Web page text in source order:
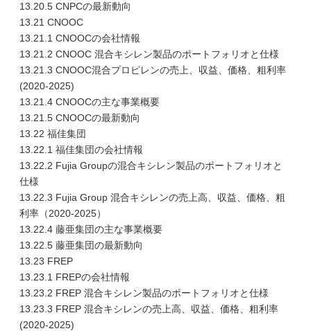
13.20.5 CNPCの最新動向
13.21 CNOOC
13.21.1 CNOOCの会社情報
13.21.2 CNOOC 混合キシレン製品のポートフォリオと仕様
13.21.3 CNOOC混合プロピレンの売上、収益、価格、粗利率
(2020-2025)
13.21.4 CNOOCの主な事業概要
13.21.5 CNOOCの最新動向
13.22 福佳集団
13.22.1 福佳集団の会社情報
13.22.2 Fujia Groupの混合キシレン製品のポートフォリオと
仕様
13.22.3 Fujia Group 混合キシレンの売上高、収益、価格、粗
利率（2020-2025）
13.22.4 藤亜集団の主な事業概要
13.22.5 藤亜集団の最新動向
13.23 FREP
13.23.1 FREPの会社情報
13.23.2 FREP 混合キシレン製品のポートフォリオと仕様
13.23.3 FREP 混合キシレンの売上高、収益、価格、粗利率
(2020-2025)